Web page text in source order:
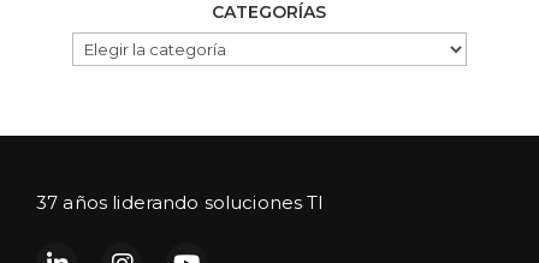
CATEGORÍAS
CATEGORÍAS
37 años liderando soluciones TI